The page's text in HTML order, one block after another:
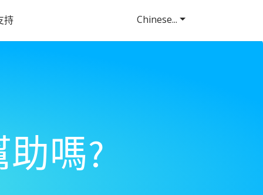
持
嗎?
Chinese...